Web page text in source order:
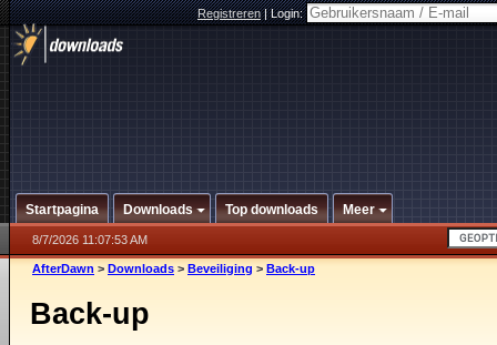
Registreren|Login:
Startpagina Downloads Top downloads Meer
8/7/2026 11:07:53 AM
AfterDawn > Downloads > Beveiliging > Back-up
Back-up